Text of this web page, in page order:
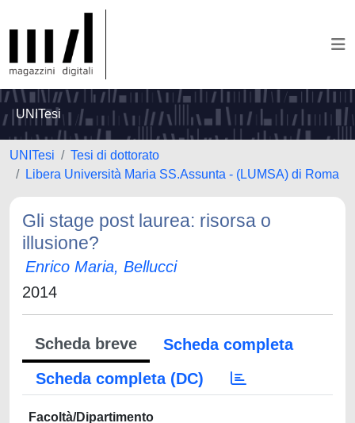
UNITesi
UNITesi
Tesi di dottorato
Libera Università Maria SS.Assunta - (LUMSA) di Roma
Gli stage post laurea: risorsa o
illusione?
Enrico Maria, Bellucci
2014
Scheda breve
Scheda completa
Scheda completa (DC)
Facoltà/Dipartimento